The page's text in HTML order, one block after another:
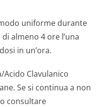
uniforme durante
almeno 4 ore l’una
in un’ora.
Clavulanico
Se si continua a non
consultare